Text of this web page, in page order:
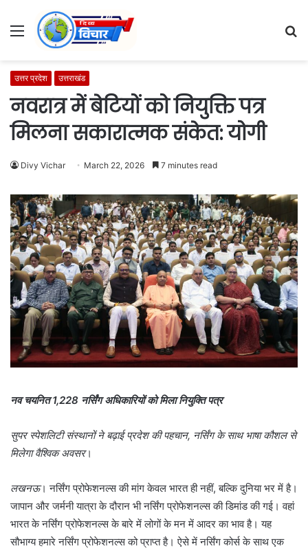
Menu
उत्तर प्रदेश उत्तराखंड
नवरात्र में बेटियों को नियुक्ति पत्र
मिलना सकारात्मक संकेत: योगी
Divy Vichar March 22, 2026 7 minutes read
नव चयनित 1,228 नर्सिंग अधिकारियों को मिला नियुक्ति पत्र
सुपर स्पेशलिटी संस्थानों ने बढ़ाई प्रदेश की पहचान, नर्सिंग के साथ भाषा कौशल से
मिलेगा वैश्विक अवसर।
लखनऊ। नर्सिंग प्रोफेशनल्स की मांग केवल भारत ही नहीं, बल्कि दुनिया भर में है।
जापान और जर्मनी यात्रा के दौरान भी नर्सिंग प्रोफेशनल्स की डिमांड की गई। वहां
भारत के नर्सिंग प्रोफेशनल्स के बारे में लोगों के मन में आदर का भाव है। यह
सौभाग्य हमारे नर्सिंग प्रोफेशनल्स को प्राप्त है। ऐसे में नर्सिंग कोर्स के साथ एक